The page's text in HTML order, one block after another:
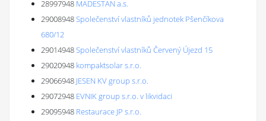
28997948 MADESTAN a.s.
29008948Společenství vlastníků jednotek Pšenčíkova
680/12
29014948Společenství vlastníků Červený Újezd 15
29020948 kompaktsolar s.r.o.
29066948 JESEN KV group s.r.o.
29072948 EVNIK group s.r.o. v likvidaci
29095948 Restaurace JP s.r.o.